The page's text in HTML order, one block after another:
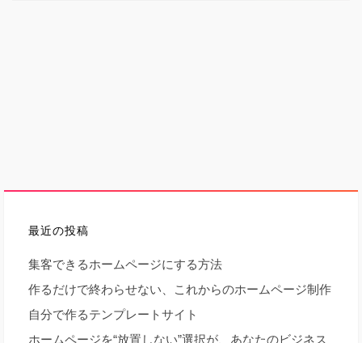
最近の投稿
集客できるホームページにする方法
作るだけで終わらせない、これからのホームページ制作
自分で作るテンプレートサイト
ホームページを“放置しない”選択が、あなたのビジネス